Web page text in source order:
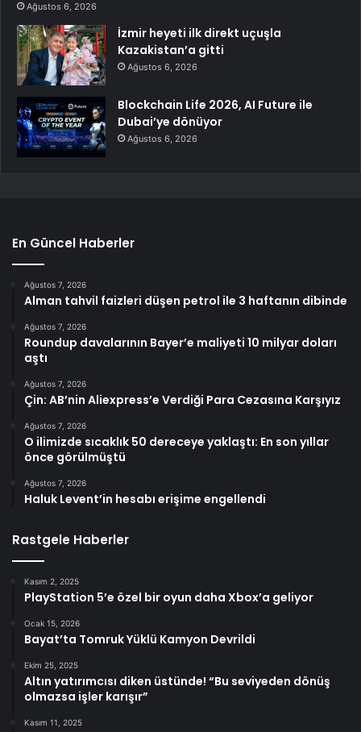
Ağustos 6, 2026
İzmir heyeti ilk direkt uçuşla
Kazakistan’a gitti
Ağustos 6, 2026
Blockchain Life 2026, AI Future ile
Dubai’ye dönüyor
Ağustos 6, 2026
En Güncel Haberler
Ağustos 7, 2026
Alman tahvil faizleri düşen petrol ile 3 haftanın dibinde
Ağustos 7, 2026
Roundup davalarının Bayer’e maliyeti 10 milyar doları
aştı
Ağustos 7, 2026
Çin: AB’nin Aliexpress’e Verdiği Para Cezasına Karşıyız
Ağustos 7, 2026
O ilimizde sıcaklık 50 dereceye yaklaştı: En son yıllar
önce görülmüştü
Ağustos 7, 2026
Haluk Levent’in hesabı erişime engellendi
Rastgele Haberler
Kasım 2, 2025
PlayStation 5’e özel bir oyun daha Xbox’a geliyor
Ocak 15, 2026
Bayat’ta Tomruk Yüklü Kamyon Devrildi
Ekim 25, 2025
Altın yatırımcısı diken üstünde! “Bu seviyeden dönüş
olmazsa işler karışır”
Kasım 11, 2025